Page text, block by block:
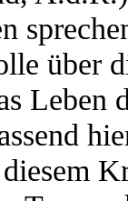
über
Leben